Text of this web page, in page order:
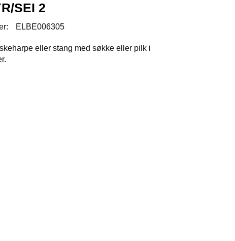
SEI 2
ELBE006305
eller stang med søkke eller pilk i